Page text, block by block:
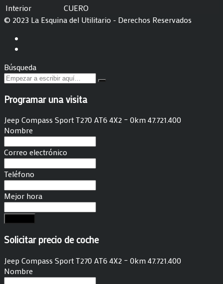
Interior
CUERO
© 2023 La Esquina del Utilitario - Derechos Reservados
Búsqueda
Programar una visita
Jeep Compass Sport T270 AT6 4X2 – 0km 47.721.400
Nombre
Correo electrónico
Teléfono
Mejor hora
Solicitar precio de coche
Jeep Compass Sport T270 AT6 4X2 – 0km 47.721.400
Nombre